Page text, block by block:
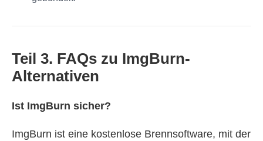
Teil 3. FAQs zu ImgBurn-
Alternativen
Ist ImgBurn sicher?
ImgBurn ist eine kostenlose Brennsoftware, mit der